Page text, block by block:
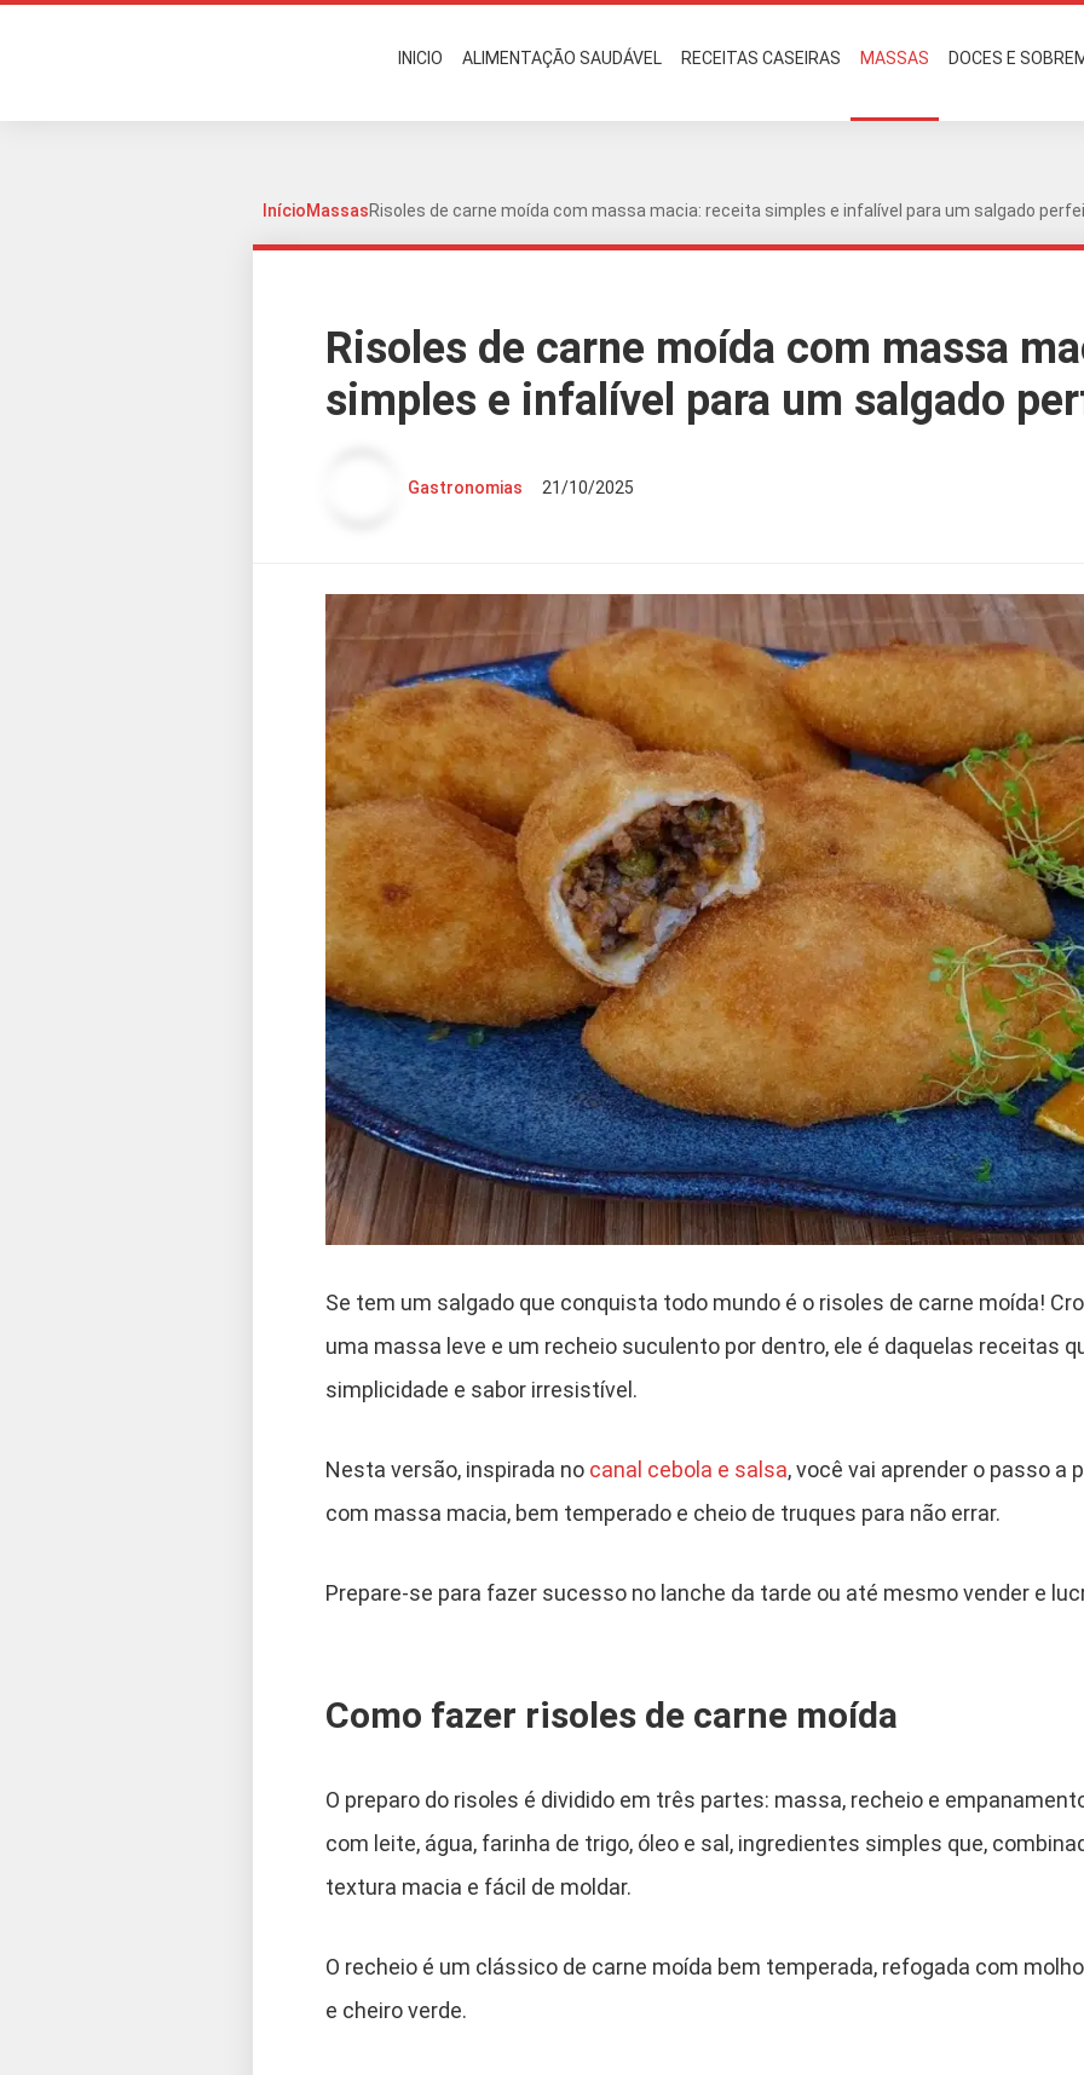
INICIO ALIMENTAÇÃO SAUDÁVEL RECEITAS CASEIRAS MASSAS DOCES E
InícioMassasRisoles de carne moída com massa macia: receita simples e infalível para um salgado
Risoles de carne moída com massa
simples e infalível para um salgado
Gastronomias 21/10/2025
Se tem um salgado que conquista todo mundo é o risoles de carne moída!
uma massa leve e um recheio suculento por dentro, ele é daquelas receitas
simplicidade e sabor irresistível.
Nesta versão, inspirada no canal cebola e salsa, você vai aprender o passo a
com massa macia, bem temperado e cheio de truques para não errar.
Prepare-se para fazer sucesso no lanche da tarde ou até mesmo vender e
Como fazer risoles de carne moída
O preparo do risoles é dividido em três partes: massa, recheio e
com leite, água, farinha de trigo, óleo e sal, ingredientes simples que,
textura macia e fácil de moldar.
O recheio é um clássico de carne moída bem temperada, refogada com
e cheiro verde.